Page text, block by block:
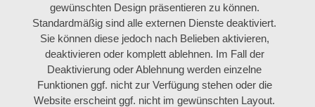
gewünschten Design präsentieren zu können.
Standardmäßig sind alle externen Dienste deaktiviert.
Sie können diese jedoch nach Belieben aktivieren,
deaktivieren oder komplett ablehnen. Im Fall der
Deaktivierung oder Ablehnung werden einzelne
Funktionen ggf. nicht zur Verfügung stehen oder die
Website erscheint ggf. nicht im gewünschten Layout.